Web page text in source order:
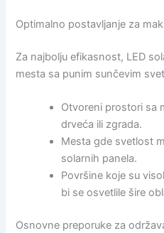
Optimalno postavljanje za
Za najbolju efikasnost, LED
mesta sa punim sunčevim
Otvoreni prostori sa
drveća ili zgrada.
Mesta gde svetlost
solarnih panela.
Površine koje su
bi se osvetlile šire
Osnovne preporuke za